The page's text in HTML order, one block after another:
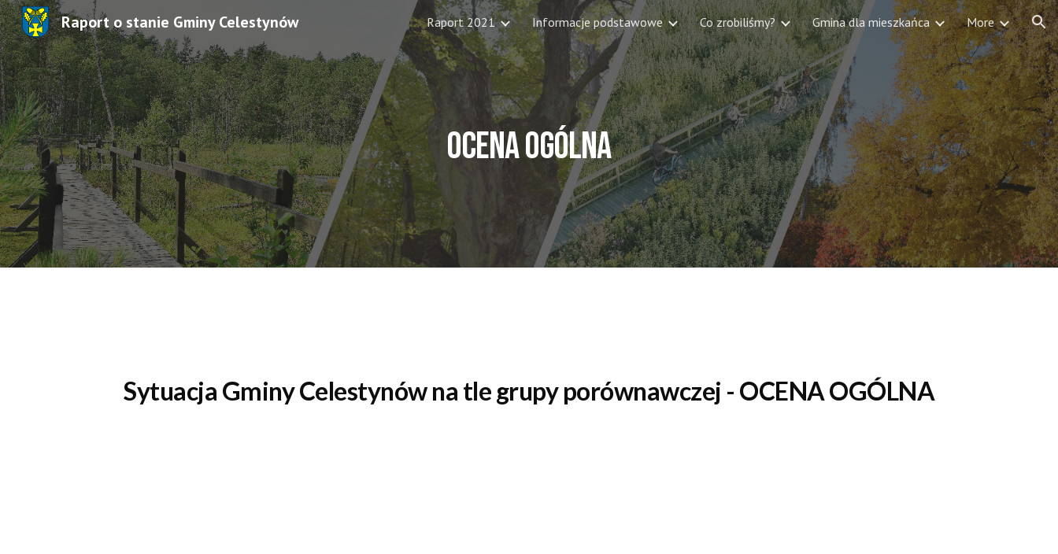
Skip to main content Skip to navigation
Raport o stanie Gminy Celestynów Raport 2021 Informacje podstawowe Co zrobiliśmy? Gmina dla mieszkańca More
OCENA OGÓLNA
Sytuacja Gminy Celestynów na tle grupy porównawczej - OCENA OGÓLNA